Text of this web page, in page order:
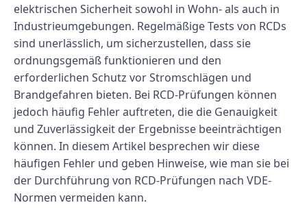
elektrischen Sicherheit sowohl in Wohn- als auch in
Industrieumgebungen. Regelmäßige Tests von RCDs
sind unerlässlich, um sicherzustellen, dass sie
ordnungsgemäß funktionieren und den
erforderlichen Schutz vor Stromschlägen und
Brandgefahren bieten. Bei RCD-Prüfungen können
jedoch häufig Fehler auftreten, die die Genauigkeit
und Zuverlässigkeit der Ergebnisse beeinträchtigen
können. In diesem Artikel besprechen wir diese
häufigen Fehler und geben Hinweise, wie man sie bei
der Durchführung von RCD-Prüfungen nach VDE-
Normen vermeiden kann.